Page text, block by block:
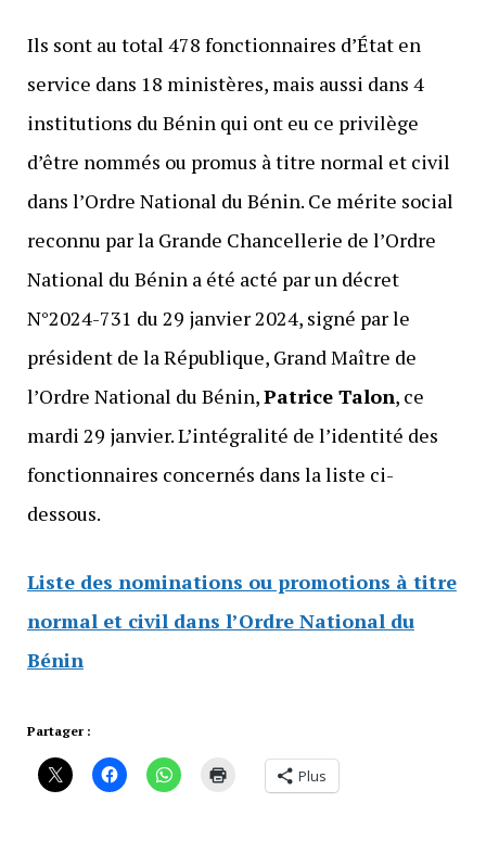
Ils sont au total 478 fonctionnaires d’État en
service dans 18 ministères, mais aussi dans 4
institutions du Bénin qui ont eu ce privilège
d’être nommés ou promus à titre normal et civil
dans l’Ordre National du Bénin. Ce mérite social
reconnu par la Grande Chancellerie de l’Ordre
National du Bénin a été acté par un décret
N°2024-731 du 29 janvier 2024, signé par le
président de la République, Grand Maître de
l’Ordre National du Bénin,Patrice Talon, ce
mardi 29 janvier. L’intégralité de l’identité des
fonctionnaires concernés dans la liste ci-
dessous.
Liste des nominations ou promotions à titre
normal et civil dans l’Ordre National du
Bénin
Partager :
Plus